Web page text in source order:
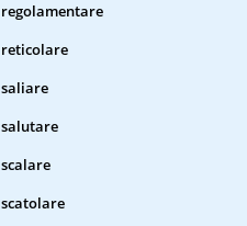
regolamentare
reticolare
saliare
salutare
scalare
scatolare